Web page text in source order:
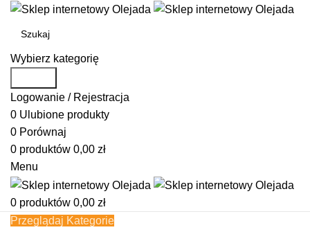
Wybierz kategorię
Logowanie / Rejestracja
0 Ulubione produkty
0 Porównaj
0 produktów 0,00 zł
Menu
0 produktów 0,00 zł
Przeglądaj Kategorie